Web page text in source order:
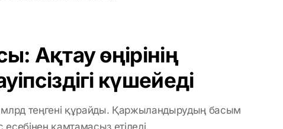
Ақтау өңірінің
күшейеді
теңгені құрайды. Қаржыландырудың басым
есебінен қамтамасыз етіледі.